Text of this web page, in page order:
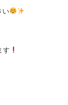
い
す